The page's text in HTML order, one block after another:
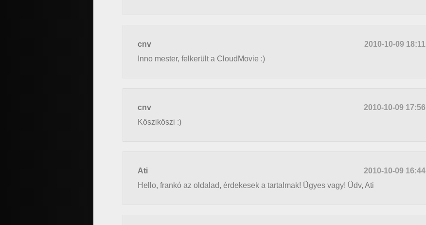
cnv
2010-10-09 18:11
Inno mester, felkerült a CloudMovie :)
cnv
2010-10-09 17:56
Kösziköszi :)
Ati
2010-10-09 16:44
Hello, frankó az oldalad, érdekesek a tartalmak! Ügyes vagy! Üdv, Ati